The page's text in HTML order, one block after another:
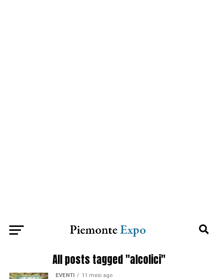
All posts tagged "alcolici"
EVENTI 11 mesi ago